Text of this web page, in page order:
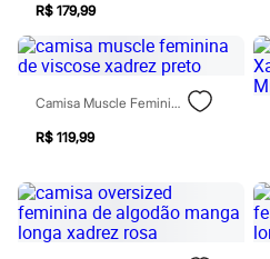
Shorts e Bermudas
Todos os produtos
Infantil
Em alta
Arrumadinho para os meninos
Romântico para as meninas
Inverno
0 a 24 meses
1 a 5 anos
4 a 12 anos
R$ 179,99
Camisa Muscle Feminina De Viscose Xadrez Preto
R$ 119,99